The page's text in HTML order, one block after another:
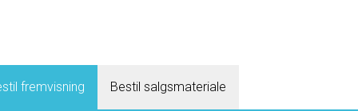
fremvisning Bestil salgsmateriale